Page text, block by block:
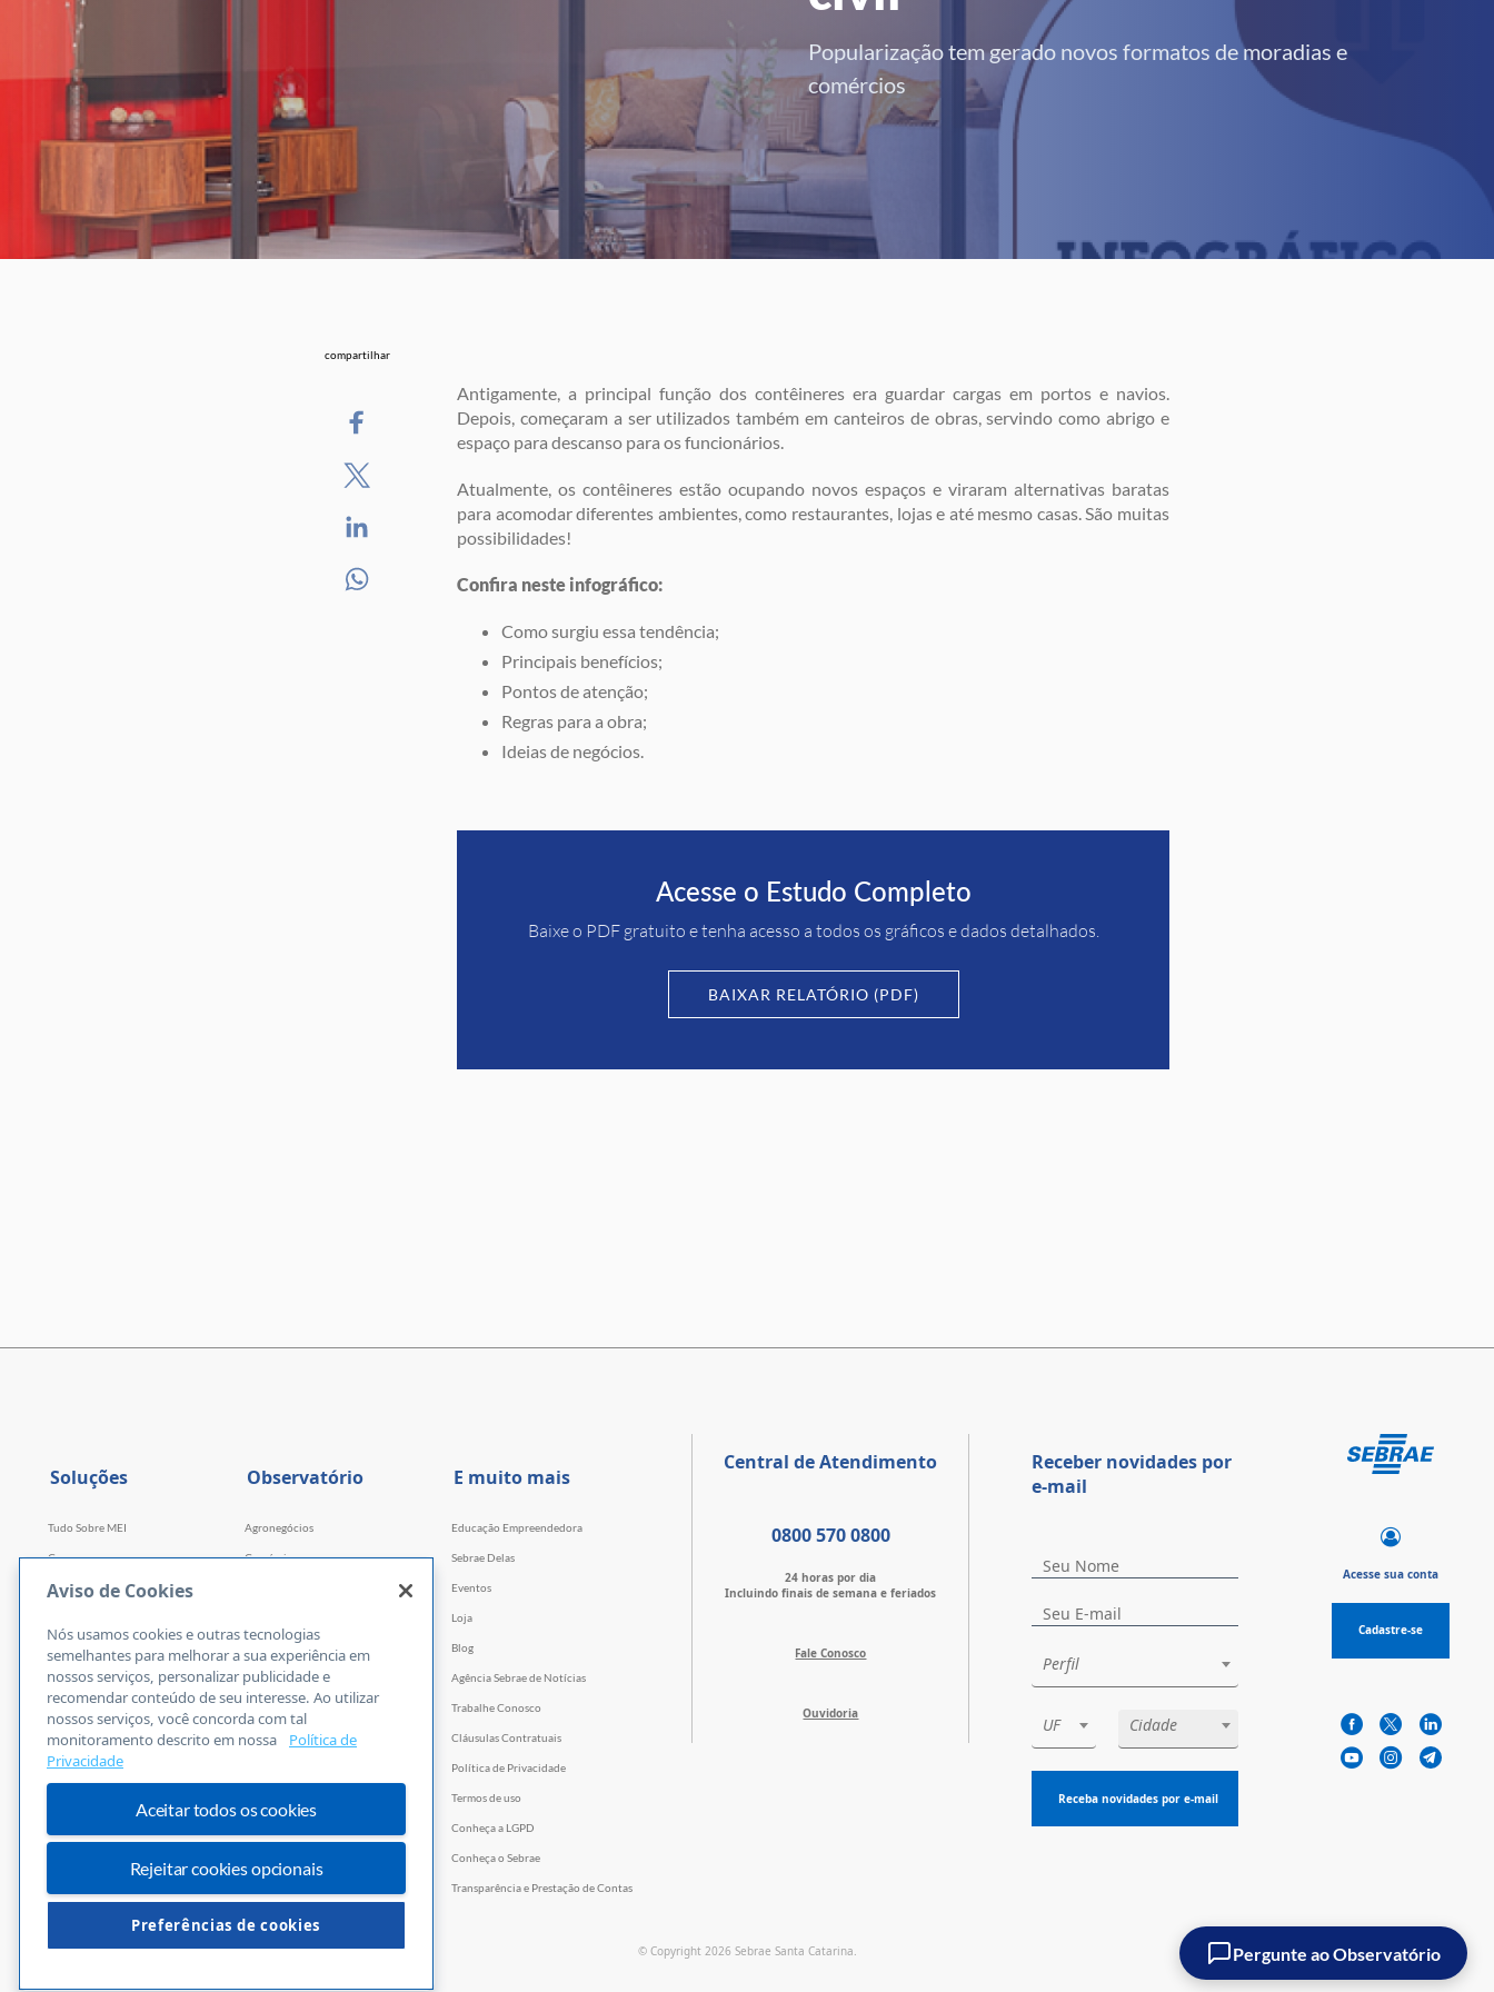
Popularização tem gerado novos formatos de moradias e
comércios
compartilhar
Antigamente, a principal função dos contêineres era guardar cargas em portos e navios.
Depois, começaram a ser utilizados também em canteiros de obras, servindo como abrigo e
espaço para descanso para os funcionários.
Atualmente, os contêineres estão ocupando novos espaços e viraram alternativas baratas
para acomodar diferentes ambientes, como restaurantes, lojas e até mesmo casas. São muitas
possibilidades!
Confira neste infográfico:
Como surgiu essa tendência;
Principais benefícios;
Pontos de atenção;
Regras para a obra;
Ideias de negócios.
Acesse o Estudo Completo
Baixe o PDF gratuito e tenha acesso a todos os gráficos e dados detalhados.
BAIXAR RELATÓRIO (PDF)
Pergunte ao Observatório
Soluções
Tudo Sobre MEI
Cursos
Cursos por WhatsApp
Faculdade Sebrae
Webinars
Empretec
PGA
Ferramentas
Observatório
Agronegócios
Comércio
Tecnologia e Startups
E muito mais
Educação Empreendedora
Sebrae Delas
Eventos
Loja
Blog
Agência Sebrae de Notícias
Trabalhe Conosco
Cláusulas Contratuais
Política de Privacidade
Termos de uso
Conheça a LGPD
Conheça o Sebrae
Transparência e Prestação de Contas
Central de Atendimento
0800 570 0800
24 horas por dia
Incluindo finais de semana e feriados
Fale Conosco
Ouvidoria
Receber novidades por
e-mail
Perfil
UF Cidade
Receba novidades por e-mail
Acesse sua conta
Cadastre-se
© Copyright 2026 Sebrae Santa Catarina.
Aviso de Cookies
Nós usamos cookies e outras tecnologias
semelhantes para melhorar a sua experiência em
nossos serviços, personalizar publicidade e
recomendar conteúdo de seu interesse. Ao utilizar
nossos serviços, você concorda com tal
monitoramento descrito em nossa
Política de
Privacidade
Aceitar todos os cookies
Rejeitar cookies opcionais
Preferências de cookies